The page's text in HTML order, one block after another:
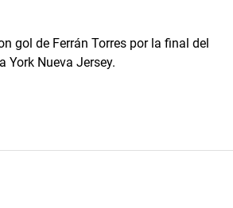
gol de Ferrán Torres por la final del
York Nueva Jersey.